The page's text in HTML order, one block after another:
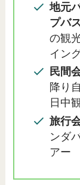
地元
プバ
の観
イング
民間
降り
日中
旅行
ンダ
アー